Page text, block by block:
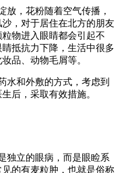
，花粉随着空气传播，
，对于居住在北方的朋友
物进入眼睛都会引起不
抵抗力下降，生活中很多
品、动物毛屑等。
和外敷的方式，考虑到
后，采取有效措施。
立的眼病，而是眼睑系
的有麦粒肿，也就是俗称